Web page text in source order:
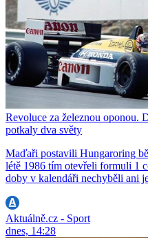
Revoluce za železnou oponou.
potkaly dva světy
Maďaři postavili Hungaroring
létě 1986 tím otevřeli formuli 1
doby v kalendáři nechyběli ani
Aktuálně.cz - Sport
dnes, 14:28